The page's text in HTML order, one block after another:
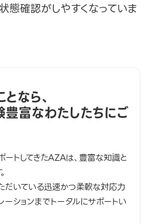
態確認がしやすくなっていま
なら、
富なわたしたちにご
トしてきたAZAは、豊富な知識と
だいている迅速かつ柔軟な対応力
ーションまでトータルにサポートい